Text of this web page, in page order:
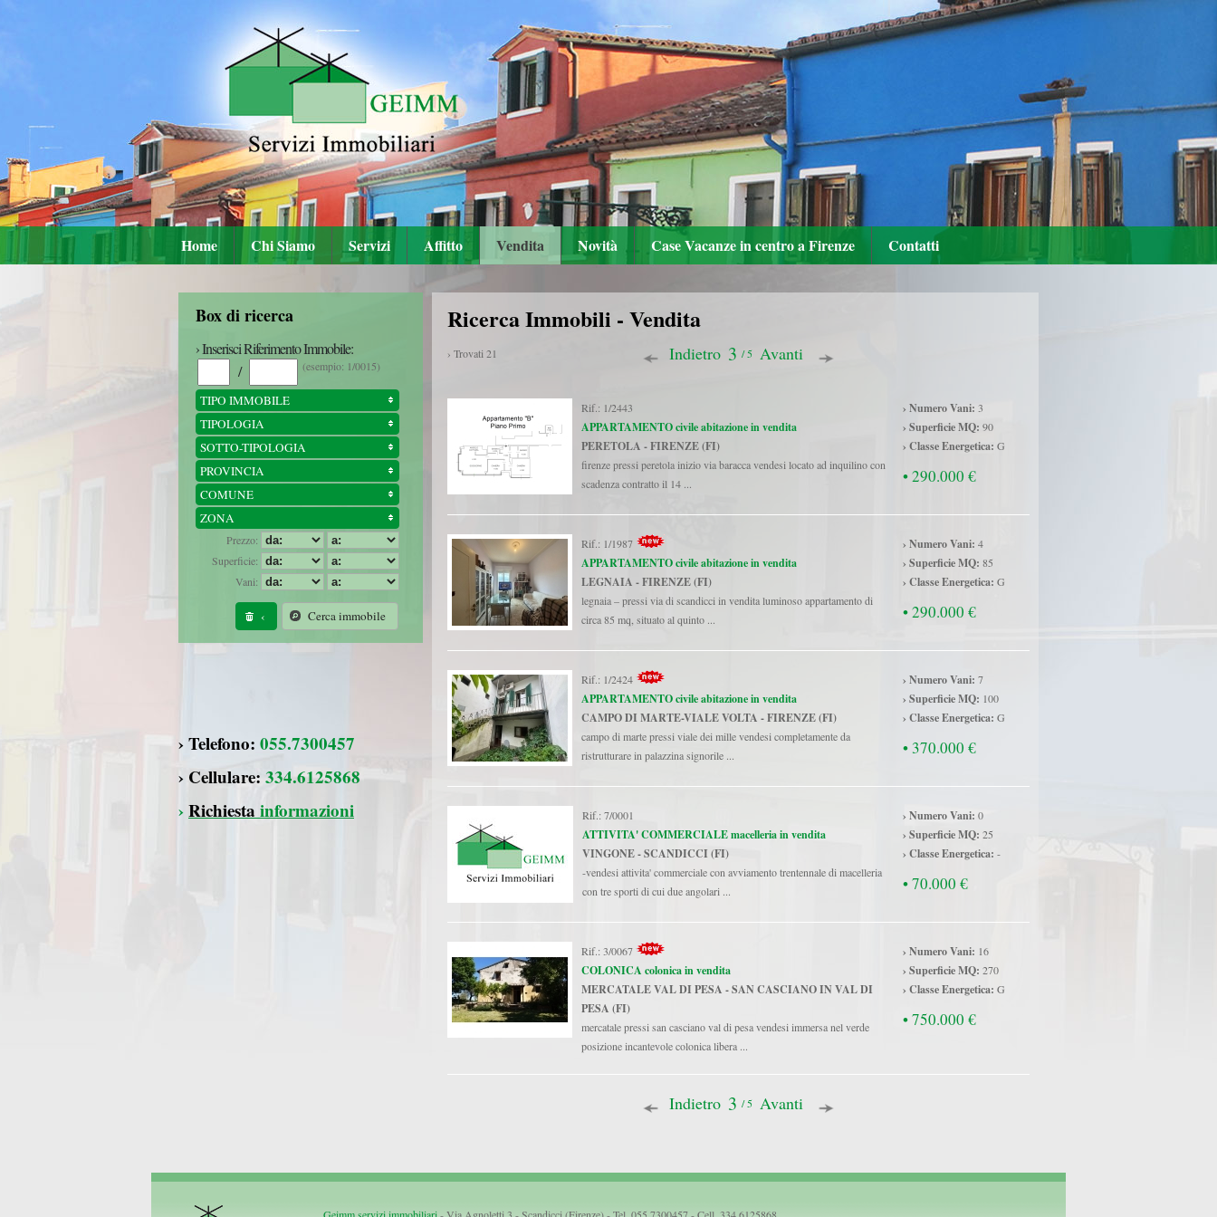
Home Chi Siamo Servizi Affitto Vendita Novità Case Vacanze in centro a Firenze Contatti
Box di ricerca
› Inserisci Riferimento Immobile:
/
(esempio: 1/0015)
TIPO IMMOBILE
TIPOLOGIA
SOTTO-TIPOLOGIA
PROVINCIA
COMUNE
ZONA
Prezzo:
Superficie:
Vani:
‹ Cerca immobile
› Telefono: 055.7300457
› Cellulare: 334.6125868
›Richiesta informazioni
Ricerca Immobili - Vendita
› Trovati 21 Indietro 3 / 5 Avanti
Rif.: 1/2443
APPARTAMENTO civile abitazione in vendita
PERETOLA - FIRENZE (FI)
firenze pressi peretola inizio via baracca vendesi locato ad inquilino con
scadenza contratto il 14 ...
› Numero Vani: 3
› Superficie MQ: 90
› Classe Energetica: G
• 290.000 €
Rif.: 1/1987
APPARTAMENTO civile abitazione in vendita
LEGNAIA - FIRENZE (FI)
legnaia – pressi via di scandicci in vendita luminoso appartamento di
circa 85 mq, situato al quinto ...
› Numero Vani: 4
› Superficie MQ: 85
› Classe Energetica: G
• 290.000 €
Rif.: 1/2424
APPARTAMENTO civile abitazione in vendita
CAMPO DI MARTE-VIALE VOLTA - FIRENZE (FI)
campo di marte pressi viale dei mille vendesi completamente da
ristrutturare in palazzina signorile ...
› Numero Vani: 7
› Superficie MQ: 100
› Classe Energetica: G
• 370.000 €
Rif.: 7/0001
ATTIVITA' COMMERCIALE macelleria in vendita
VINGONE - SCANDICCI (FI)
-vendesi attivita' commerciale con avviamento trentennale di macelleria
con tre sporti di cui due angolari ...
› Numero Vani: 0
› Superficie MQ: 25
› Classe Energetica: -
• 70.000 €
Rif.: 3/0067
COLONICA colonica in vendita
MERCATALE VAL DI PESA - SAN CASCIANO IN VAL DI
PESA (FI)
mercatale pressi san casciano val di pesa vendesi immersa nel verde
posizione incantevole colonica libera ...
› Numero Vani: 16
› Superficie MQ: 270
› Classe Energetica: G
• 750.000 €
Indietro 3 / 5 Avanti